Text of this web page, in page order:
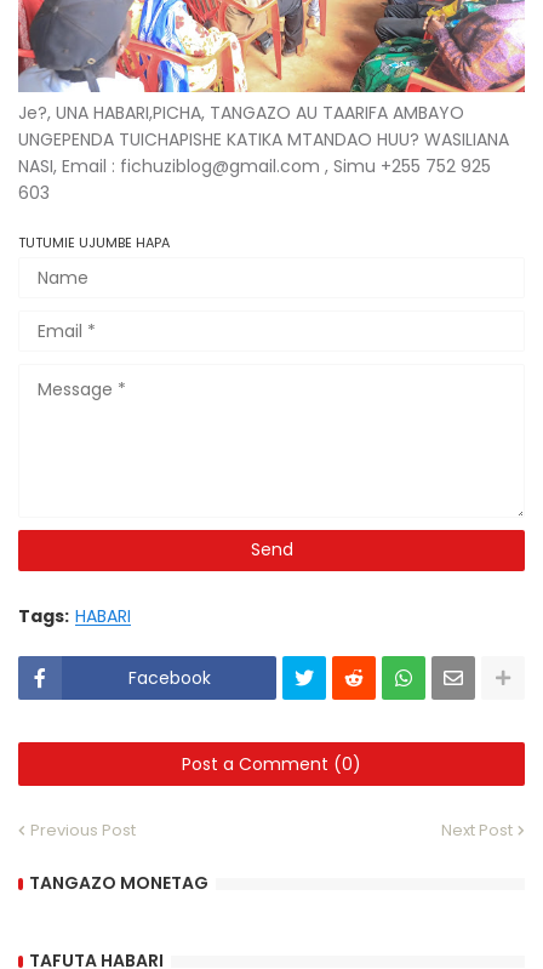
Je?, UNA HABARI,PICHA, TANGAZO AU TAARIFA AMBAYO
UNGEPENDA TUICHAPISHE KATIKA MTANDAO HUU? WASILIANA
NASI, Email : fichuziblog@gmail.com , Simu +255 752 925
603
TUTUMIE UJUMBE HAPA
Tags: HABARI
Facebook
Post a Comment (0)
Previous Post Next Post
TANGAZO MONETAG
TAFUTA HABARI